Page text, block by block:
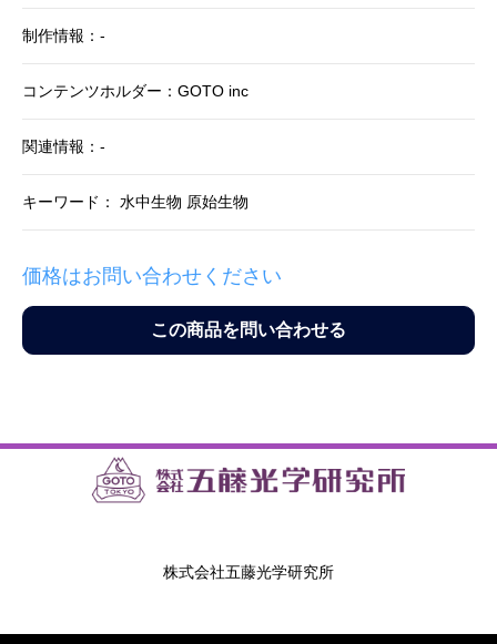
制作情報：-
コンテンツホルダー：GOTO inc
関連情報：-
キーワード： 水中生物 原始生物
価格はお問い合わせください
この商品を問い合わせる
株式会社五藤光学研究所